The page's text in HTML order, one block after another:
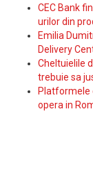
CEC Bank
urilor din
Emilia
Delivery
Cheltuielile
trebuie sa
Platformele
opera in